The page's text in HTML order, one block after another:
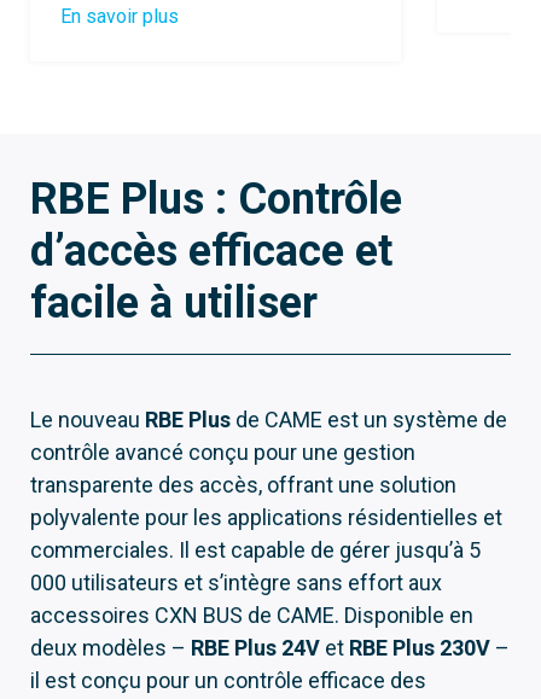
En savoir plus
RBE Plus : Contrôle
d’accès efficace et
facile à utiliser
Le nouveau RBE Plus de CAME est un système de
contrôle avancé conçu pour une gestion
transparente des accès, offrant une solution
polyvalente pour les applications résidentielles et
commerciales. Il est capable de gérer jusqu’à 5
000 utilisateurs et s’intègre sans effort aux
accessoires CXN BUS de CAME. Disponible en
deux modèles – RBE Plus 24V et RBE Plus 230V –
il est conçu pour un contrôle efficace des